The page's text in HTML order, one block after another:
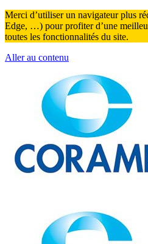
Merci d’utiliser un navigateur plus
Edge, …) pour profiter d’une
toutes les fonctionnalités du site.
Aller au contenu